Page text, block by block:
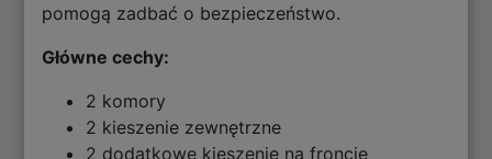
pomogą zadbać o bezpieczeństwo.
Główne cechy:
2 komory
2 kieszenie zewnętrzne
2 dodatkowe kieszenie na froncie